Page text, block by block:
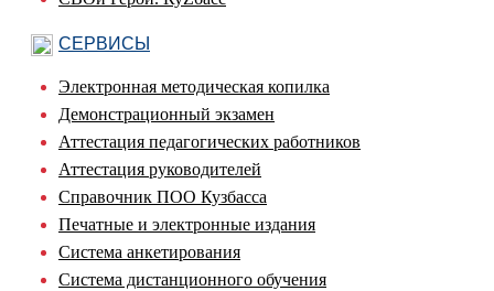
СЕРВИСЫ
Электронная методическая копилка
Демонстрационный экзамен
Аттестация педагогических работников
Аттестация руководителей
Справочник ПОО Кузбасса
Печатные и электронные издания
Система анкетирования
Система дистанционного обучения